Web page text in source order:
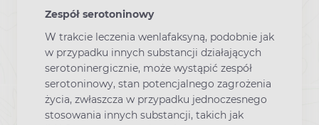
Zespół serotoninowy
W trakcie leczenia wenlafaksyną, podobnie jak
w przypadku innych substancji działających
serotoninergicznie, może wystąpić zespół
serotoninowy, stan potencjalnego zagrożenia
życia, zwłaszcza w przypadku jednoczesnego
stosowania innych substancji, takich jak